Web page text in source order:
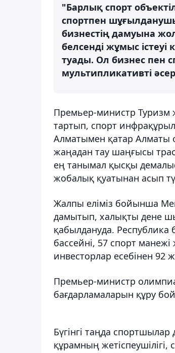
"Барлық спорт
спортпен
бизнестің дамуына
белсенді жұмыс істеуі
туады. Ол бизнес пен
мультипликативті
Премьер-министр Туризм
тартып, спорт
Алматымен қатар Алматы
жаңадан тау шаңғысы
ең танымал қысқы
жобалық қуатынан асып
Жалпы еліміз бойынша
дамытып, халықты дене
қабылдануда.
бассейні, 57 спорт
инвесторлар есебінен 92
Премьер-министр
бағдарламаларын құру
Бүгінгі таңда
құрамның